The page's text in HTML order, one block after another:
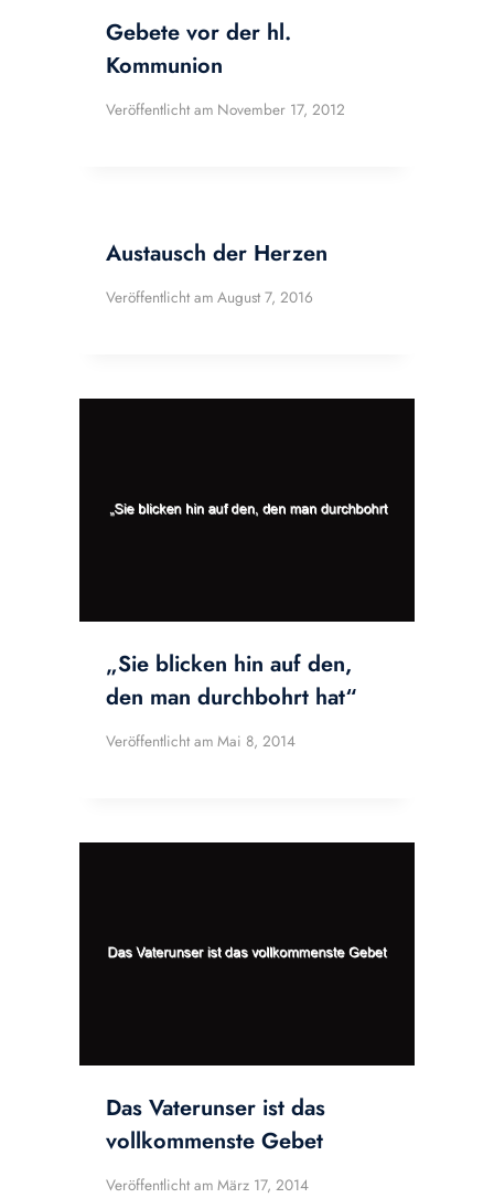
Gebete vor der hl.
Kommunion
Veröffentlicht am November 17, 2012
Austausch der Herzen
Veröffentlicht am August 7, 2016
„Sie blicken hin auf den,
den man durchbohrt hat“
Veröffentlicht am Mai 8, 2014
Das Vaterunser ist das
vollkommenste Gebet
Veröffentlicht am März 17, 2014